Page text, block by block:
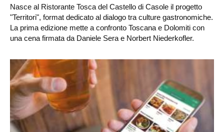
Nasce al Ristorante Tosca del Castello di Casole il progetto
"Territori", format dedicato al dialogo tra culture gastronomiche.
La prima edizione mette a confronto Toscana e Dolomiti con
una cena firmata da Daniele Sera e Norbert Niederkofler.